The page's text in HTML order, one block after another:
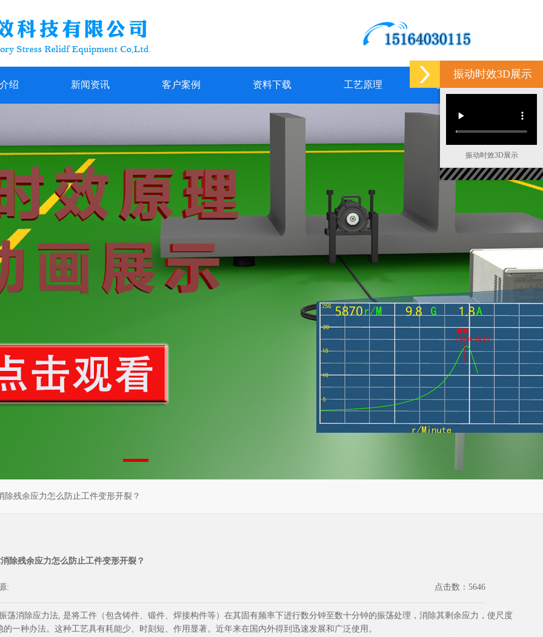
绍 新闻资讯 客户案例 资料下载 工艺原理
除残余应力怎么防止工件变形开裂？
除残余应力怎么防止工件变形开裂？
点击数：5646
:
荡消除应力法, 是将工件（包含铸件、锻件、焊接构件等）在其固有频率下进行数分钟至数十分钟的振荡处理，消除其剩余应力，使尺度
的一种办法。这种工艺具有耗能少、时刻短、作用显著。近年来在国内外得到迅速发展和广泛使用。
振动时效3D展示
振动时效3D展示